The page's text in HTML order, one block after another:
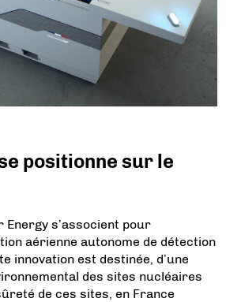
positionne sur le
Energy s’associent pour
aérienne autonome de détection
innovation est destinée, d’une
des sites nucléaires
de ces sites, en France